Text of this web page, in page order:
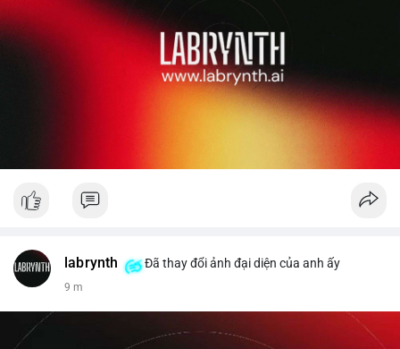
labrynth Đã thay đổi ảnh đại diện của anh ấy
9 m